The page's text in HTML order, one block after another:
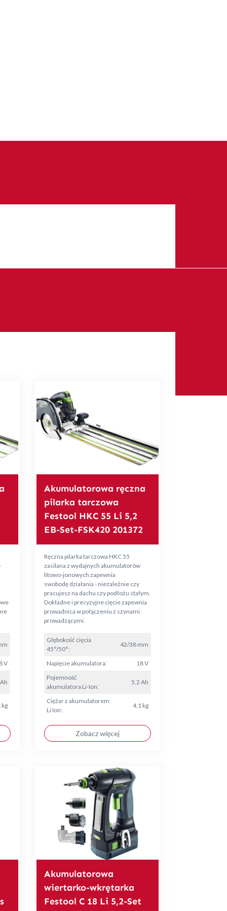
V
kg
Akumulatorowa ręczna
pilarka tarczowa
Festool HKC 55 Li 5,2
EB-Set-FSK420 201372
Ręczna pilarka tarczowa HKC 55
zasilana z wydajnych akumulatorów
litowo-jonowych zapewnia
swobodę działania - niezależnie czy
pracujesz na dachu czy podłożu stałym.
Dokładne i precyzyjne cięcie zapewnia
prowadnica w połączeniu z szynami
prowadzącymi.
Głębokość cięcia
45°/50°:
42/38 mm
Napięcie akumulatora:
18 V
Pojemność
akumulatora Li-Ion:
5,2 Ah
Ciężar z akumulatorem
Li Ion:
4,1 kg
Zobacz więcej
Akumulatorowa
wiertarko-wkrętarka
Festool C 18 Li 5,2-Set